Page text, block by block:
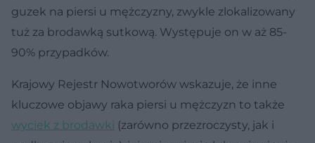
guzek na piersi u mężczyzny, zwykle zlokalizowany
tuż za brodawką sutkową. Występuje on w aż 85-
90% przypadków.
Krajowy Rejestr Nowotworów wskazuje, że inne
kluczowe objawy raka piersi u mężczyzn to także
wyciek z brodawki (zarówno przezroczysty, jak i